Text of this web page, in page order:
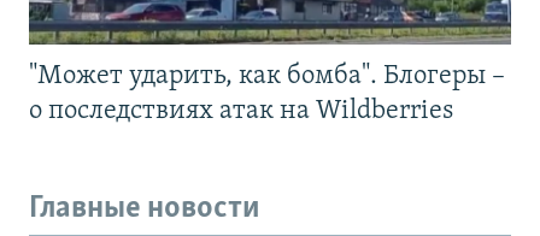
"Может ударить, как бомба". Блогеры –
о последствиях атак на Wildberries
Главные новости